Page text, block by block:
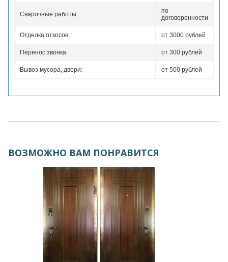
Сварочные работы:
по
договоренности
Отделка откосов: от 3000 рублей
Перенос звонка: от 300 рублей
Вывоз мусора, двери: от 500 рублей
ВОЗМОЖНО ВАМ ПОНРАВИТСЯ